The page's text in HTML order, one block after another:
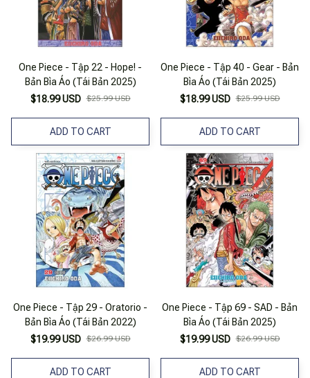
One Piece - Tập 22 - Hope! -
Bản Bìa Áo (Tái Bản 2025)
$18.99 USD $25.99 USD
ADD TO CART
One Piece - Tập 40 - Gear - Bản
Bìa Áo (Tái Bản 2025)
$18.99 USD $25.99 USD
ADD TO CART
One Piece - Tập 29 - Oratorio -
Bản Bìa Áo (Tái Bản 2022)
$19.99 USD $26.99 USD
ADD TO CART
One Piece - Tập 69 - SAD - Bản
Bìa Áo (Tái Bản 2025)
$19.99 USD $26.99 USD
ADD TO CART